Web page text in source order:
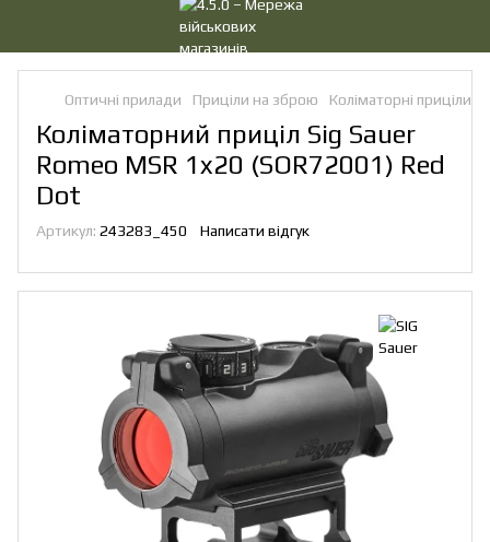
Оптичні прилади Приціли на зброю Коліматорні приціли
Коліматорний приціл Sig Sauer
Romeo MSR 1x20 (SOR72001) Red
Dot
Артикул: 243283_450 Написати відгук